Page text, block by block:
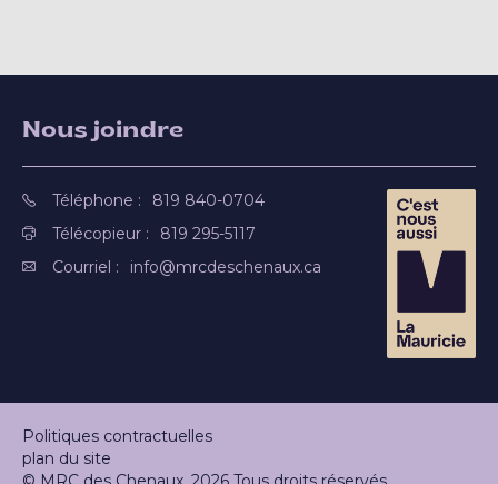
Nous joindre
Téléphone :
819 840-0704
Télécopieur :
819 295-5117
Courriel :
info@mrcdeschenaux.ca
Politiques contractuelles
plan du site